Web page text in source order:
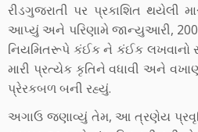
રીડગુજરાતી પર પ્રકાશિત
આપ્યું અને પરિણામે જાન્યુઆરી,
નિયમિતરૂપે કંઈક ને કંઈક લખવાનો
મારી પ્રત્યેક કૃતિને વધાવી અને
પ્રેરકબળ બની રહ્યું.
અગાઉ જણાવ્યું તેમ, આ ત્રણેય